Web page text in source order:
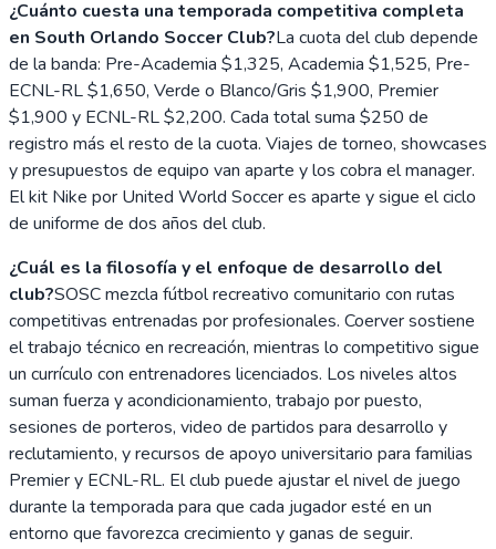
¿Cuánto cuesta una temporada competitiva completa
en South Orlando Soccer Club?La cuota del club depende
de la banda: Pre-Academia $1,325, Academia $1,525, Pre-
ECNL-RL $1,650, Verde o Blanco/Gris $1,900, Premier
$1,900 y ECNL-RL $2,200. Cada total suma $250 de
registro más el resto de la cuota. Viajes de torneo, showcases
y presupuestos de equipo van aparte y los cobra el manager.
El kit Nike por United World Soccer es aparte y sigue el ciclo
de uniforme de dos años del club.
¿Cuál es la filosofía y el enfoque de desarrollo del
club?SOSC mezcla fútbol recreativo comunitario con rutas
competitivas entrenadas por profesionales. Coerver sostiene
el trabajo técnico en recreación, mientras lo competitivo sigue
un currículo con entrenadores licenciados. Los niveles altos
suman fuerza y acondicionamiento, trabajo por puesto,
sesiones de porteros, video de partidos para desarrollo y
reclutamiento, y recursos de apoyo universitario para familias
Premier y ECNL-RL. El club puede ajustar el nivel de juego
durante la temporada para que cada jugador esté en un
entorno que favorezca crecimiento y ganas de seguir.